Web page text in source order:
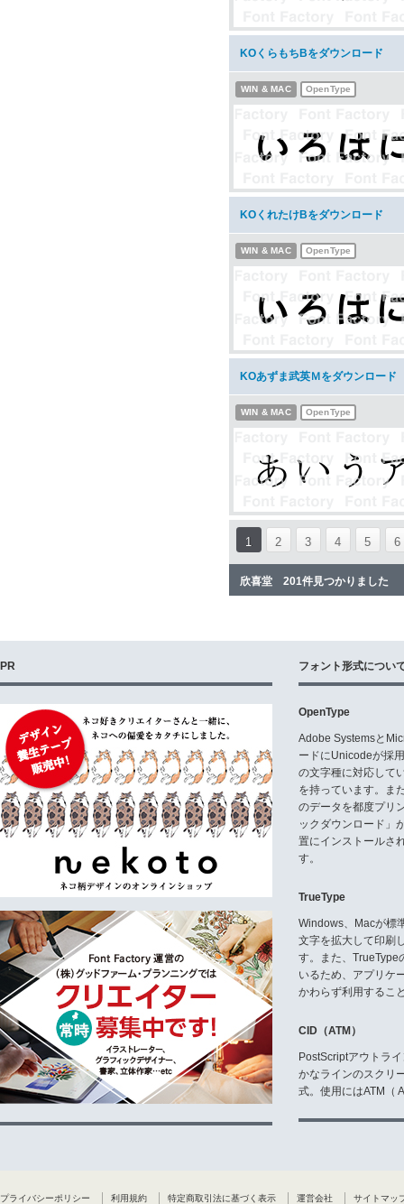
KOくらもちBをダウンロード
WIN & MAC OpenType
KOくれたけBをダウンロード
WIN & MAC OpenType
KOあずま武英Ｍをダウンロード
WIN & MAC OpenType
1 2 3 4 5 6
欣喜堂 201件見つかりました
PR フォント形式につい
OpenType
Adobe Systemsと
ードにUnicodeが採
の文字種に対応して
を持っています。ま
のデータを都度プリ
ックダウンロード」
置にインストールさ
す。
TrueType
Windows、Macが標
文字を拡大して印刷
す。また、TrueType
いるため、アプリケ
かわらず利用するこ
CID（ATM）
PostScriptアウトラ
かなラインのスクリ
式。使用にはATM（
プライバシーポリシー 利用規約 特定商取引法に基づく表示 運営会社 サイトマッ